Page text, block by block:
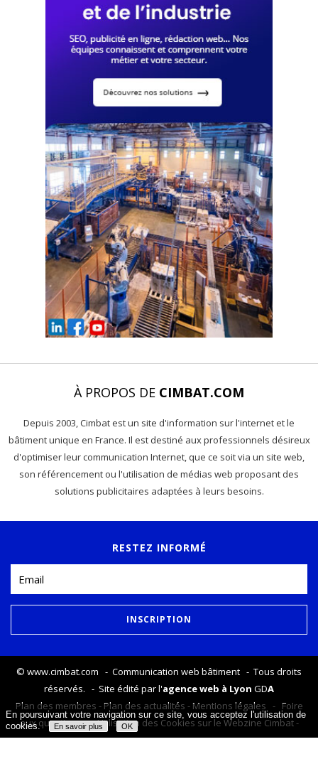
À PROPOS DE CIMBAT.COM
Depuis 2003, Cimbat est un site d'information sur l'internet et le
bâtiment unique en France. Il est destiné aux professionnels désireux
d'optimiser leur communication Internet, que ce soit via un site web,
son référencement ou l'utilisation de médias web proposant des
solutions publicitaires adaptées à leurs besoins.
RESTEZ INFORMÉ
© www.cimbat.com - Communication web bâtiment - Tous droits
réservés. - Site édité par l'agence web à Lyon GDA
Plan des membres -Plan des actualités -Mentions légales - Foire
aux questions-Utilisation des Cookies sur le Webzine Cimbat-
En poursuivant votre navigation sur ce site, vous acceptez l'utilisation de
cookies.
En savoir plus OK